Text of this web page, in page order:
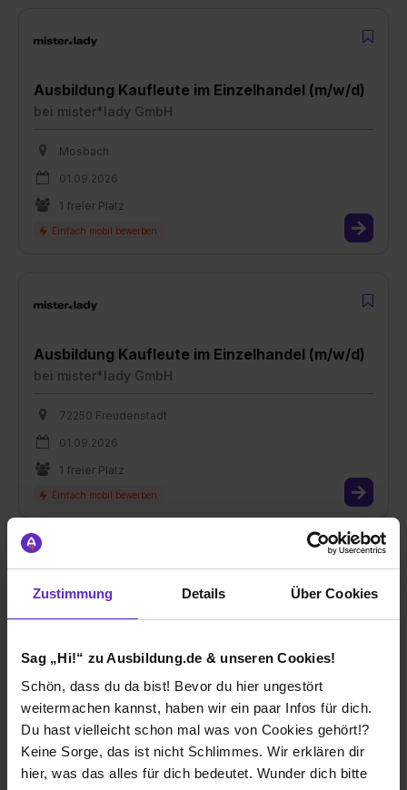
Zustimmung Details Über Cookies
Sag „Hi!“ zu Ausbildung.de & unseren Cookies!
Schön, dass du da bist! Bevor du hier ungestört
weitermachen kannst, haben wir ein paar Infos für dich.
Du hast vielleicht schon mal was von Cookies gehört!?
Keine Sorge, das ist nicht Schlimmes. Wir erklären dir
hier, was das alles für dich bedeutet. Wunder dich bitte
Ausbildung Kaufleute im Einzelhandel (m/w/d)
bei mister*lady GmbH
Mosbach
01.09.2026
1 freier Platz
Ausbildung Kaufleute im Einzelhandel (m/w/d)
bei mister*lady GmbH
72250 Freudenstadt
01.09.2026
1 freier Platz
Ausbildung Kaufleute im Einzelhandel (m/w/d)
Rottweil
01.09.2026
1 freier Platz